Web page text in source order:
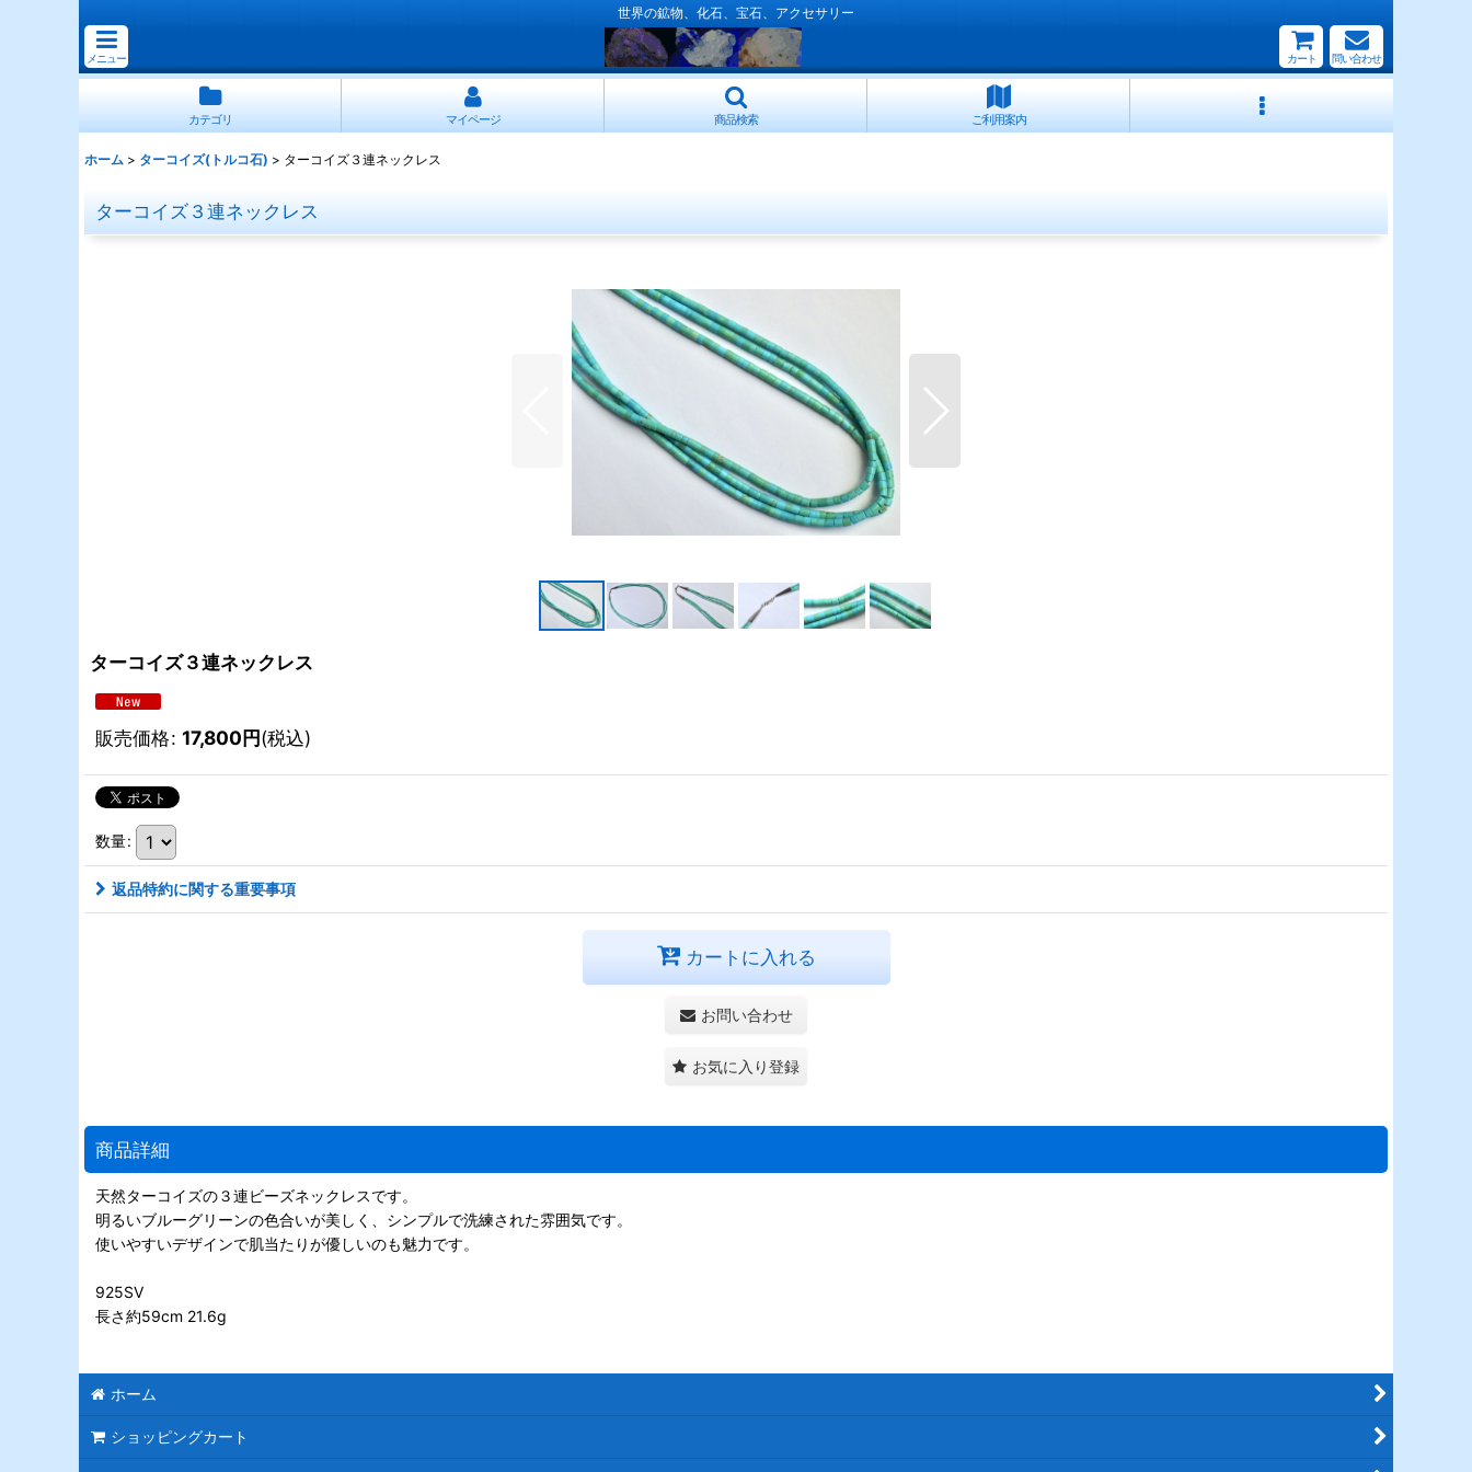
世界の鉱物、化石、宝石、アクセサリー
メニュー カート 問い合わせ
カテゴリ マイページ 商品検索 ご利用案内
ホーム > ターコイズ(トルコ石) > ターコイズ３連ネックレス
ターコイズ３連ネックレス
ターコイズ３連ネックレス
販売価格: 17,800円(税込)
数量:
返品特約に関する重要事項
カートに入れる
お問い合わせ
お気に入り登録
商品詳細
天然ターコイズの３連ビーズネックレスです。
明るいブルーグリーンの色合いが美しく、シンプルで洗練された雰囲気です。
使いやすいデザインで肌当たりが優しいのも魅力です。
925SV
長さ約59cm 21.6g
ホーム
ショッピングカート